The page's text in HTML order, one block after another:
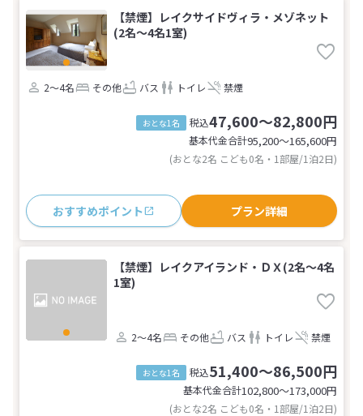
【禁煙】レイクサイドヴィラ・メゾネット
(2名～4名1室)
2～4名 その他 バス トイレ 禁煙
おとな1名 税込47,600～82,800円
基本代金合計95,200〜165,600円
(おとな2名 こども0名・1部屋/1泊2日)
おすすめポイント プラン詳細
【禁煙】レイクアイランド・ＤＸ(2名～4名
1室)
2～4名 その他 バス トイレ 禁煙
おとな1名 税込51,400～86,500円
基本代金合計102,800〜173,000円
(おとな2名 こども0名・1部屋/1泊2日)